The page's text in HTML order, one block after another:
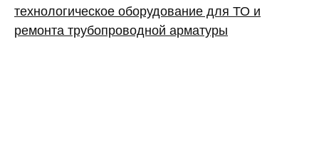
технологическое оборудование для ТО и
ремонта трубопроводной арматуры